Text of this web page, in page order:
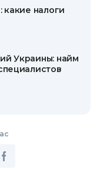
какие налоги
Украины: найм